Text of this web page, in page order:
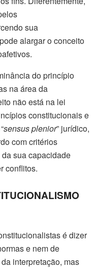
sua
alargar o conceito
do princípio
na área da
não está na lei
constitucionais e
sensus plenior” jurídico,
com critérios
sua capacidade
conflitos.
é dizer
e nem de
interpretação, mas